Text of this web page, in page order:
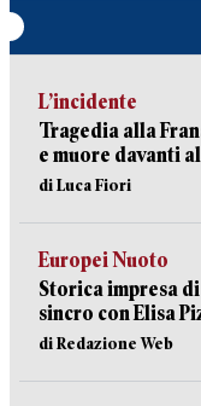
L’incidente
Tragedia alla
e muore davanti
di Luca Fiori
Europei Nuoto
Storica impresa
sincro con Elisa
di Redazione Web